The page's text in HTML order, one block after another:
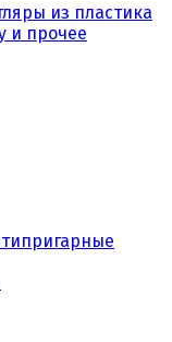
из пластика
и прочее